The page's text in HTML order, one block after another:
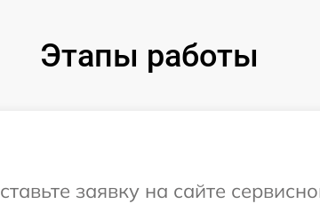
Этапы работы
заявку на сайте